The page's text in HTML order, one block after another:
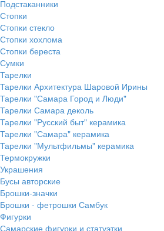
Подстаканники
Стопки
Стопки стекло
Стопки хохлома
Стопки береста
Сумки
Тарелки
Тарелки Архитектура Шаровой Ирины
Тарелки "Самара Город и Люди"
Тарелки Самара деколь
Тарелки "Русский быт" керамика
Тарелки "Самара" керамика
Тарелки "Мультфильмы" керамика
Термокружки
Украшения
Бусы авторские
Брошки-значки
Брошки - фетрошки Самбук
Фигурки
Самарские фигурки и статуэтки